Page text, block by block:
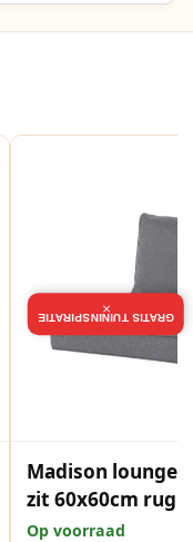
Madison
zit 60x60cm rug
Outdoor
Op voorraad
GRATIS TUININSPIRATIE
×